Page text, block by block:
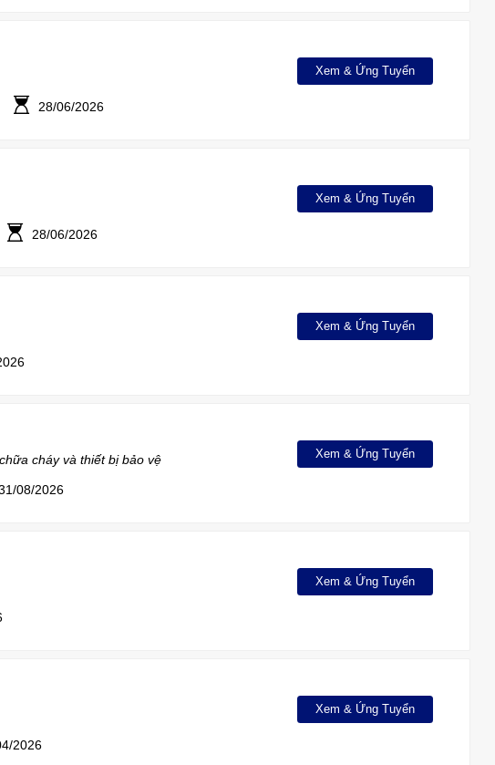
28/06/2026
Xem & Ứng Tuyển
28/06/2026
Xem & Ứng Tuyển
Xem & Ứng Tuyển
cháy và thiết bị bảo vệ
08/2026
Xem & Ứng Tuyển
Xem & Ứng Tuyển
2026
Xem & Ứng Tuyển